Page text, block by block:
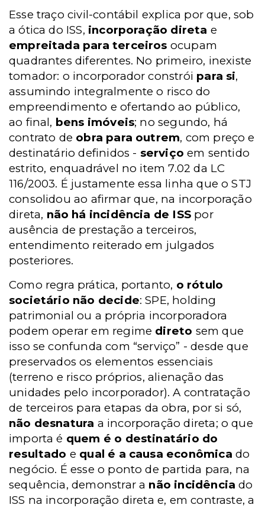
Esse traço civil-contábil explica por que, sob
a ótica do ISS, incorporação direta e
empreitada para terceiros ocupam
quadrantes diferentes. No primeiro, inexiste
tomador: o incorporador constrói para si,
assumindo integralmente o risco do
empreendimento e ofertando ao público,
ao final, bens imóveis; no segundo, há
contrato de obra para outrem, com preço e
destinatário definidos - serviço em sentido
estrito, enquadrável no item 7.02 da LC
116/2003. É justamente essa linha que o STJ
consolidou ao afirmar que, na incorporação
direta, não há incidência de ISSpor
ausência de prestação a terceiros,
entendimento reiterado em julgados
posteriores.
Como regra prática, portanto, o rótulo
societário não decide: SPE, holding
patrimonial ou a própria incorporadora
podem operar em regime direto sem que
isso se confunda com “serviço” - desde que
preservados os elementos essenciais
(terreno e risco próprios, alienação das
unidades pelo incorporador). A contratação
de terceiros para etapas da obra, por si só,
não desnatura a incorporação direta; o que
importa é quem é o destinatário do
resultado e qual é a causa econômica do
negócio. É esse o ponto de partida para, na
sequência, demonstrar a não incidência do
ISS na incorporação direta e, em contraste, a